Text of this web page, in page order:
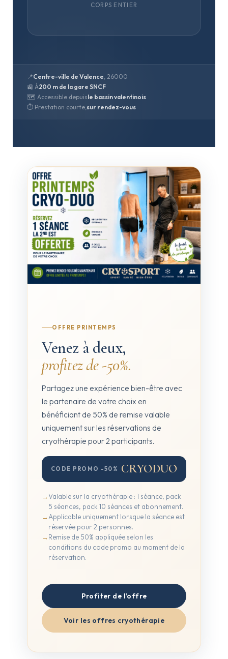
CORPS ENTIER
📍Centre-ville de Valence , 26000
🚉 À200 m de la gare SNCF
🗺️ Accessible depuisle bassin valentinois
⏱️ Prestation courte, sur rendez-vous
OFFRE PRINTEMPS
Venez à deux,
profitez de -50%.
Partagez une expérience bien-être avec
le partenaire de votre choix en
bénéficiant de 50% de remise valable
uniquement sur les réservations de
cryothérapie pour 2 participants.
CODE PROMO -50% CRYODUO
Valable sur la cryothérapie : 1 séance, pack
5 séances, pack 10 séances et abonnement.
Applicable uniquement lorsque la séance est
réservée pour 2 personnes.
Remise de 50% appliquée selon les
conditions du code promo au moment de la
réservation.
Profiter de l’offre
Voir les offres cryothérapie